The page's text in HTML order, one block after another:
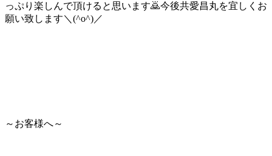
っぷり楽しんで頂けると思います🙇今後共愛昌丸を宜しくお
願い致します＼(^o^)／
～お客様へ～